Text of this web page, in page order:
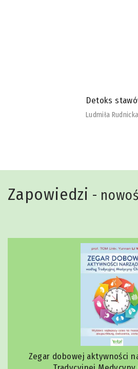
Detoks
Ludmiła
Zapowiedzi -
Zegar dobowej aktywności